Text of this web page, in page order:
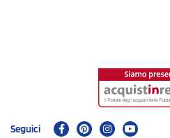
Seguici